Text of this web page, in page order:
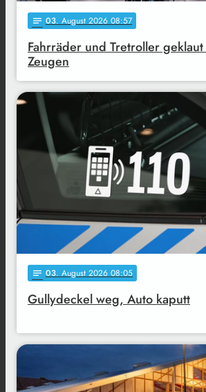
notes 03. August 2026 08:57
Fahrräder und Tretroller
Zeugen
notes 03. August 2026 08:05
Gullydeckel weg, Auto kaputt